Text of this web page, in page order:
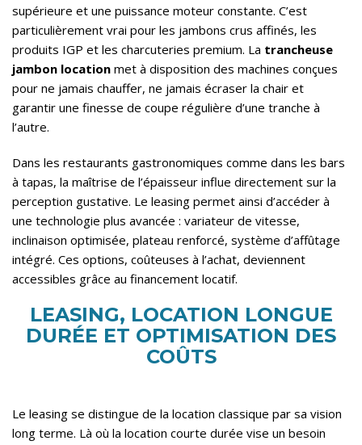
supérieure et une puissance moteur constante. C’est
particulièrement vrai pour les jambons crus affinés, les
produits IGP et les charcuteries premium. La trancheuse
jambon location met à disposition des machines conçues
pour ne jamais chauffer, ne jamais écraser la chair et
garantir une finesse de coupe régulière d’une tranche à
l’autre.
Dans les restaurants gastronomiques comme dans les bars
à tapas, la maîtrise de l’épaisseur influe directement sur la
perception gustative. Le leasing permet ainsi d’accéder à
une technologie plus avancée : variateur de vitesse,
inclinaison optimisée, plateau renforcé, système d’affûtage
intégré. Ces options, coûteuses à l’achat, deviennent
accessibles grâce au financement locatif.
LEASING, LOCATION LONGUE
DURÉE ET OPTIMISATION DES
COÛTS
Le leasing se distingue de la location classique par sa vision
long terme. Là où la location courte durée vise un besoin